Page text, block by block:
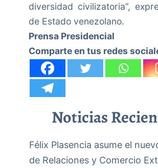
diversidad civilizatoria”,
de Estado venezolano.
Prensa Presidencial
Comparte en tus redes
Noticias
Félix Plasencia asume el
de Relaciones y Comercio